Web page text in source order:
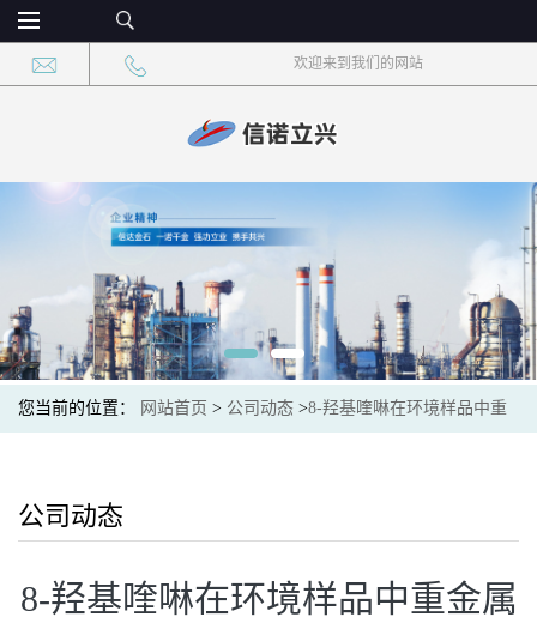
欢迎来到我们的网站
您当前的位置： 网站首页 > 公司动态 >8-羟基喹啉在环境样品中重
公司动态
8-羟基喹啉在环境样品中重金属